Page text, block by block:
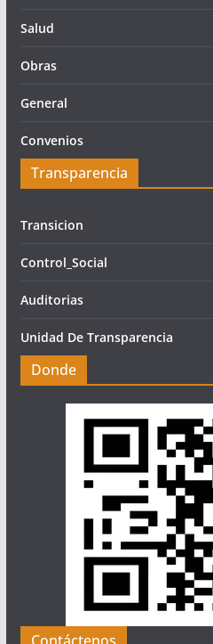
Salud
Obras
General
Convenios
Transparencia
Transicion
Control_Social
Auditorias
Unidad De Transparencia
Donde